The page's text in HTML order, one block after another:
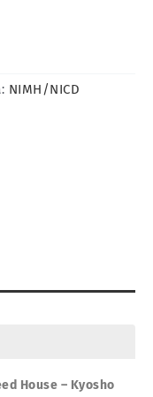
NIMH/NICD
House – Kyosho